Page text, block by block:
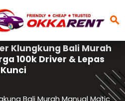
search
Klungkung Bali Murah
100k Driver & Lepas
Kunci
Bali Murah Manual Matic